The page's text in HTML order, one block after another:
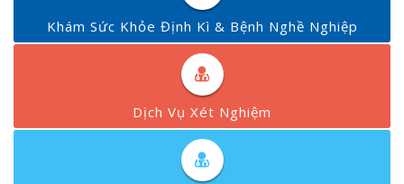
Khám Sức Khỏe Định Kì & Bệnh Nghề Nghiệp
Dịch Vụ Xét Nghiệm